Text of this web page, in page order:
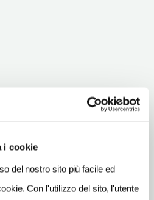
i cookie
del nostro sito più facile ed
Con l'utilizzo del sito, l'utente